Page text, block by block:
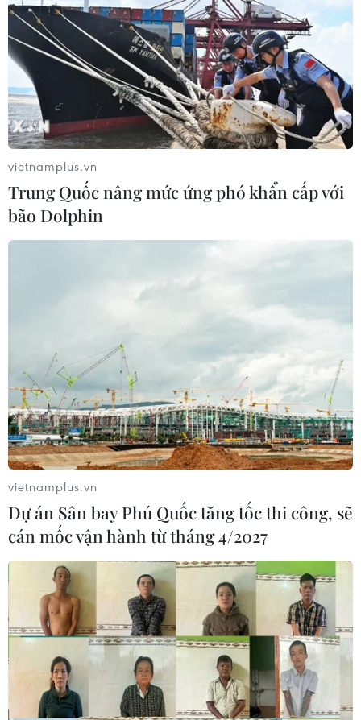
vietnamplus.vn
Trung Quốc nâng mức ứng phó khẩn cấp với
bão Dolphin
vietnamplus.vn
Dự án Sân bay Phú Quốc tăng tốc thi công, sẽ
cán mốc vận hành từ tháng 4/2027